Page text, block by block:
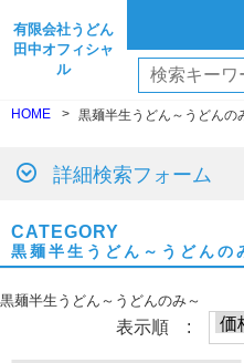
有限会社うどん
田中オフィシャ
ル
HOME 黒麺半生うどん～うどんの
詳細検索フォーム
CATEGORY
黒麺半生うどん～うどんの
黒麺半生うどん～うどんのみ～
表示順 :